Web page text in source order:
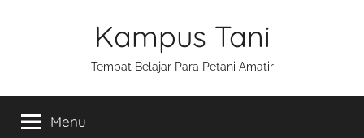
Kampus Tani
Tempat Belajar Para Petani Amatir
Menu